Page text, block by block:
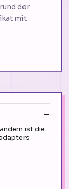
der
mit
ist die